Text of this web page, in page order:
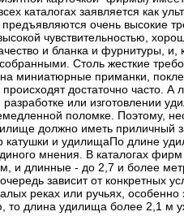
каталогах заявляется как
предъявляются очень высокие
чувствительностью,
и бланка и фурнитуры, и,
Столь жесткие
миниатюрные приманки,
достаточно часто. А
или изготовлении
поломке. Поэтому,
должно иметь приличный
катушки и удилищаПо длине
мнения. В каталогах фирм
м, и длинные - до 2,7 и более
зависит от конкретных
реках или ручьях, особенно
то длина удилища более 2,1 м